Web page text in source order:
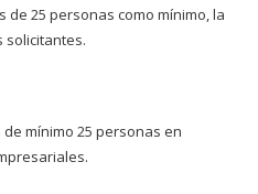
25 personas como mínimo, la
solicitantes.
mínimo 25 personas en